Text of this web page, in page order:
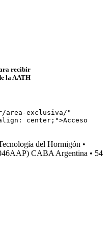
recibir
la AATH
area-exclusiva/"
center;">Acceso
del Hormigón •
CABA Argentina • 54